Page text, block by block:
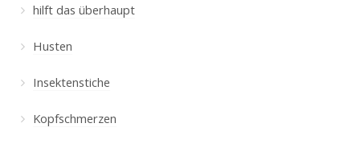
hilft das überhaupt
Husten
Insektenstiche
Kopfschmerzen